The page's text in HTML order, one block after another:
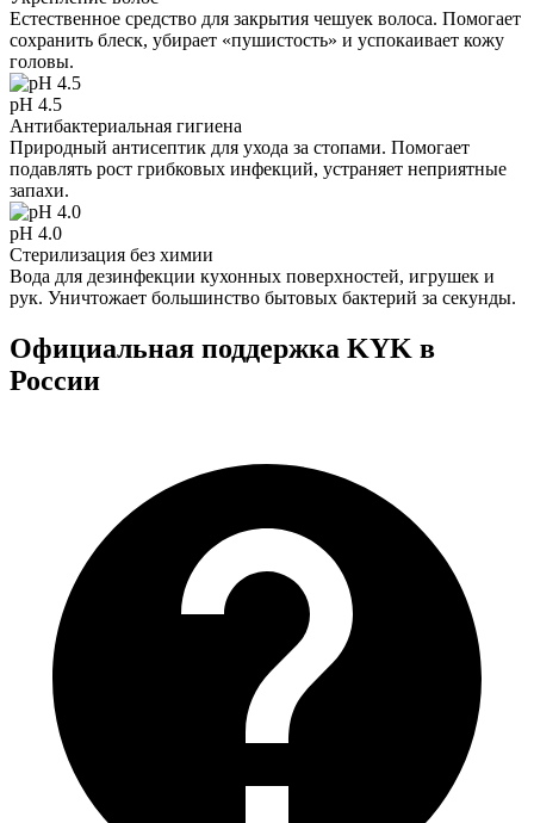
Естественное средство для закрытия чешуек волоса. Помогает
сохранить блеск, убирает «пушистость» и успокаивает кожу
головы.
pH 4.5
Антибактериальная гигиена
Природный антисептик для ухода за стопами. Помогает
подавлять рост грибковых инфекций, устраняет неприятные
запахи.
pH 4.0
Стерилизация без химии
Вода для дезинфекции кухонных поверхностей, игрушек и
рук. Уничтожает большинство бытовых бактерий за секунды.
Официальная поддержка KYK в
России